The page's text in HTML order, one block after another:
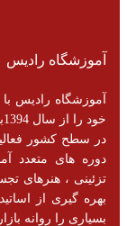
آموزشگاه رادیس
آموزشگاه رادیس
در سطح کشور
دوره های متعدد
تزئینی ، هنرهای
بهره گیری از
بسیاری را روانه